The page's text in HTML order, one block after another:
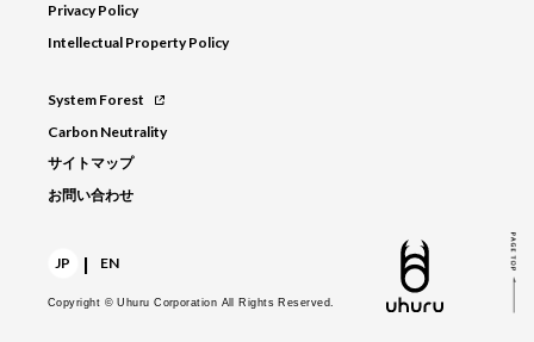
Privacy Policy
Intellectual Property Policy
System Forest
Carbon Neutrality
サイトマップ
お問い合わせ
JP | EN
Copyright © Uhuru Corporation All Rights Reserved.